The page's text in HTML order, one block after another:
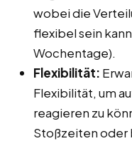
wobei die
flexibel sein
Wochentage).
Flexibilität:
Flexibilität, um
reagieren zu
Stoßzeiten oder